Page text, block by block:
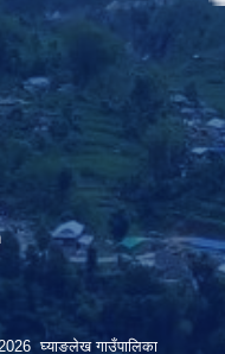
घ्याङलेख गाउँपालिका